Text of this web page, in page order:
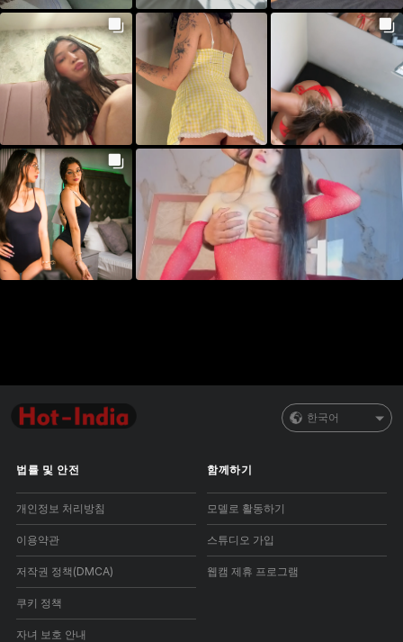
한국어
법률 및 안전
개인정보 처리방침
이용약관
저작권 정책(DMCA)
쿠키 정책
자녀 보호 안내
함께하기
모델로 활동하기
스튜디오 가입
웹캠 제휴 프로그램